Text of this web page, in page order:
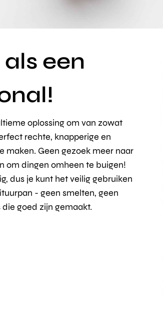
een
oplossing om van zowat
rechte, knapperige en
maken. Geen gezoek meer naar
om dingen omheen te buigen!
dus je kunt het veilig gebruiken
- geen smelten, geen
goed zijn gemaakt.